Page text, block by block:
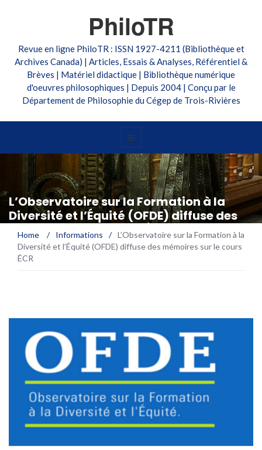
PhiloTR
Revue en ligne PhiloTR : ISSN 1927-4211 (Bibliothèque et
Archives Canada) | Articles, Essais & Analyses, Référentiel &
Brèves | Matériel didactique | Bibliothèque numérique
d'oeuvres philosophiques | Depuis 2004 | Conçu par le
Département de Philosophie du Cégep de Trois-Rivières
L’Observatoire sur la Formation à la
Diversité et l’Équité (OFDE) diffuse des
mémoires sur le cours ÉCR
Home / Informations / L’Observatoire sur la Formation à la
Diversité et l’Équité (OFDE) diffuse des mémoires sur le cours
ÉCR